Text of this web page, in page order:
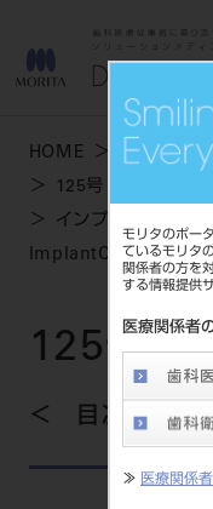
モリタのポー
ているモリタ
関係者の方を
する情報提供
医療関係者
≫ 医療関係
HOME 学術・お
125号 SUMMER
インプラント専用
ImplantCare（イン
125号
目次を見る
お問い合わせ
商品について
セミナーについて
友の会について
ご開業について
会員登録
製品情報トップ
製品カテゴリ
サポート情報